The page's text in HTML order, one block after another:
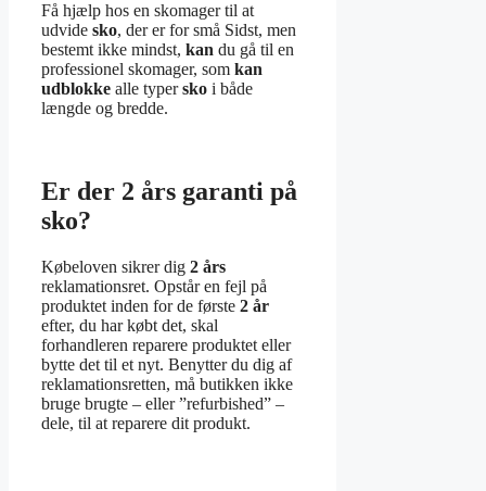
Få hjælp hos en skomager til at
udvide sko, der er for små Sidst, men
bestemt ikke mindst, kan du gå til en
professionel skomager, som kan
udblokke alle typersko i både
længde og bredde.
Er der 2 års garanti på
sko?
Købeloven sikrer dig 2 års
reklamationsret. Opstår en fejl på
produktet inden for de første 2 år
efter, du har købt det, skal
forhandleren reparere produktet eller
bytte det til et nyt. Benytter du dig af
reklamationsretten, må butikken ikke
bruge brugte – eller ”refurbished” –
dele, til at reparere dit produkt.